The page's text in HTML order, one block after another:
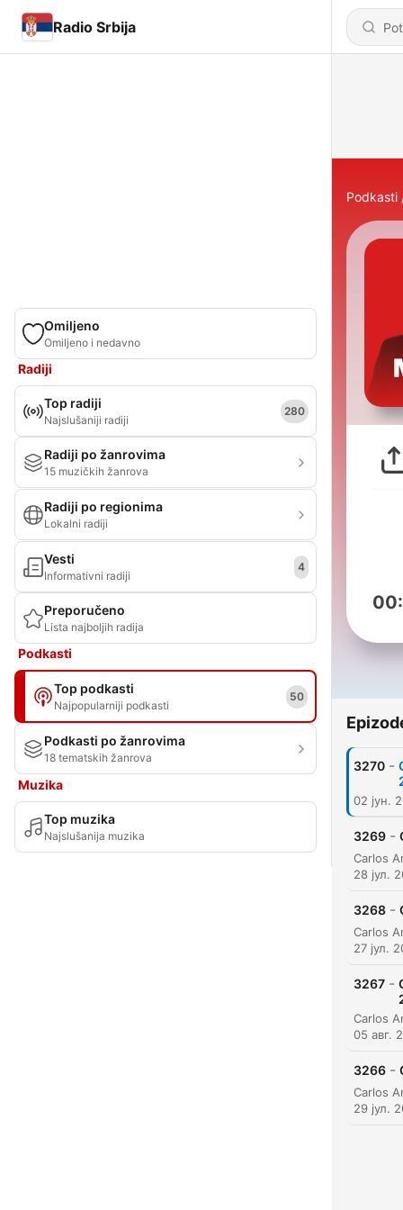
Radio Srbija
Omiljeno
Omiljeno i nedavno
Radiji
Top radiji
Najslušaniji radiji
280
Radiji po žanrovima
15 muzičkih žanrova
Radiji po regionima
Lokalni radiji
Vesti
Informativni radiji
4
Preporučeno
Lista najboljih radija
Podkasti
Top podkasti
Najpopularniji podkasti
50
Podkasti po žanrovima
18 tematskih žanrova
Muzika
Top muzika
Najslušanija muzika
Podkasti
3270 -
02 јун.
3269 -
28 јул.
3268 -
27 јул.
3267 -
05 авг.
3266 -
29 јул.